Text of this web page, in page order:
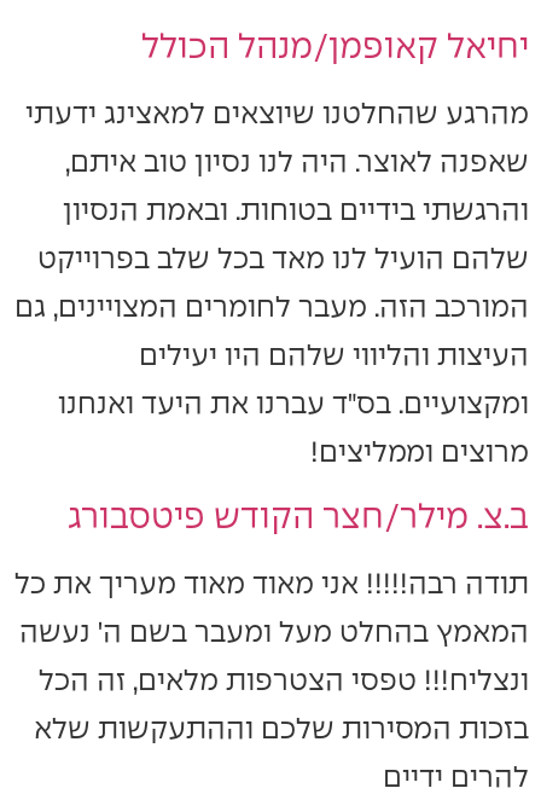
יחיאל קאופמן/מנהל הכולל
מהרגע שהחלטנו שיוצאים למאצינג ידעתי
שאפנה לאוצר. היה לנו נסיון טוב איתם,
והרגשתי בידיים בטוחות. ובאמת הנסיון
שלהם הועיל לנו מאד בכל שלב בפרוייקט
המורכב הזה. מעבר לחומרים המצויינים, גם
העיצות והליווי שלהם היו יעילים
ומקצועיים. בס"ד עברנו את היעד ואנחנו
מרוצים וממליצים!
ב.צ. מילר/חצר הקודש פיטסבורג
תודה רבה!!!!! אני מאוד מאוד מעריך את כל
המאמץ בהחלט מעל ומעבר בשם ה' נעשה
ונצליח!!! טפסי הצטרפות מלאים, זה הכל
בזכות המסירות שלכם וההתעקשות שלא
להרים ידיים